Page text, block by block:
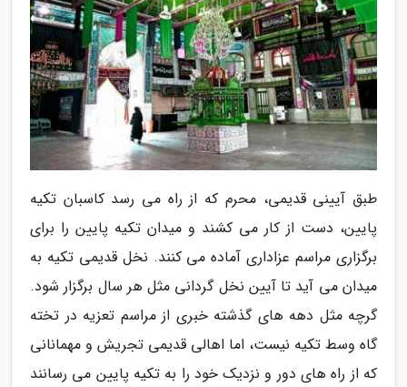
طبق آیینی قدیمی، محرم که از راه می رسد کاسبان تکیه
پایین، دست از کار می کشند و میدان تکیه پایین را برای
برگزاری مراسم عزاداری آماده می کنند. نخل قدیمی تکیه به
میدان می آید تا آیین نخل گردانی مثل هر سال برگزار شود.
گرچه مثل دهه های گذشته خبری از مراسم تعزیه در تخته
گاه وسط تکیه نیست، اما اهالی قدیمی تجریش و مهمانانی
که از راه های دور و نزدیک خود را به تکیه پایین می رسانند